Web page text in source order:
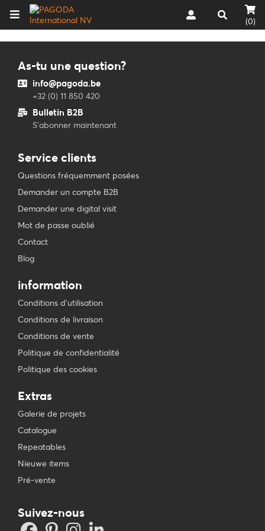
(0)
As-tu une question?
info@pagoda.be
+32 (0) 11 850 420
Bulletin B2B
S'abonner maintenant
Service clients
Questions fréquemment posées
Demander un compte B2B
Demander une digital visit
Mot de passe oublié
Contact
Blog
information
Conditions d’utilisation
Conditions de livraison
Conditions de vente
Politique de confidentialité
Politique des cookies
Extras
Galerie de projets
Catalogue
Repeatables
Nieuwe items
Pré-vente
Suivez-nous